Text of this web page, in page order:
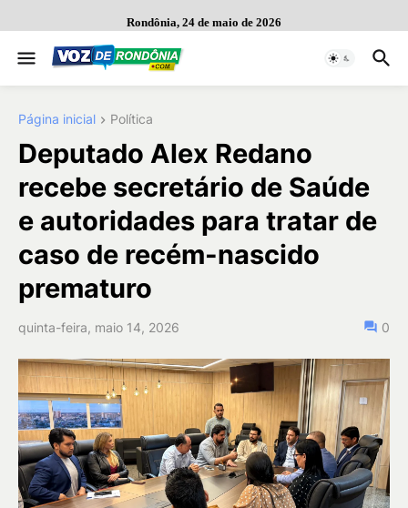
Rondônia, 24 de maio de 2026
Página inicial Política
Deputado Alex Redano
recebe secretário de Saúde
e autoridades para tratar de
caso de recém-nascido
prematuro
quinta-feira, maio 14, 2026 0